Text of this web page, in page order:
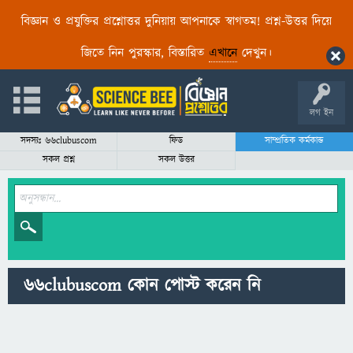
বিজ্ঞান ও প্রযুক্তির প্রশ্নোত্তর দুনিয়ায় আপনাকে স্বাগতম! প্রশ্ন-উত্তর দিয়ে
জিতে নিন পুরস্কার, বিস্তারিত এখানেদেখুন।
লগ ইন
সদস্যঃ 66clubuscom ফিড
সাম্প্রতিক কর্মকান্ড
সকল প্রশ্ন
সকল উত্তর
66clubuscom কোন পোস্ট করেন নি